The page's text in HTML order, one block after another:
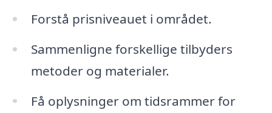
Forstå prisniveauet i området.
Sammenligne forskellige tilbyders
metoder og materialer.
Få oplysninger om tidsrammer for